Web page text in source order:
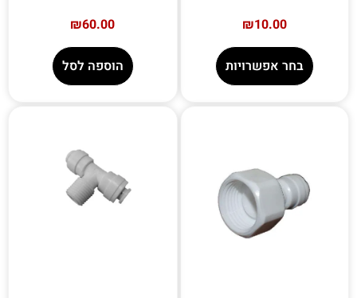
₪10.00
בחר אפשרויות
₪60.00
הוספה לסל